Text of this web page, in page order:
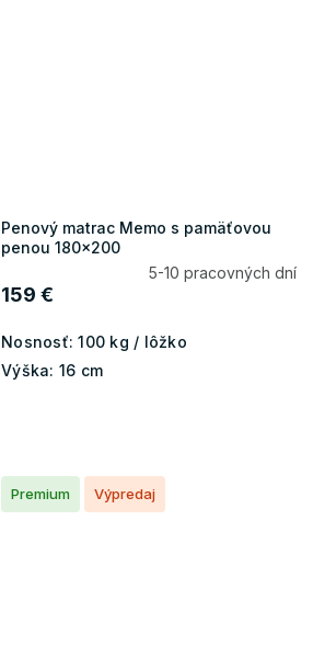
Penový matrac Memo s pamäťovou
penou 180x200
5-10 pracovných dní
159 €
Nosnosť: 100 kg / lôžko
Výška: 16 cm
Premium Výpredaj